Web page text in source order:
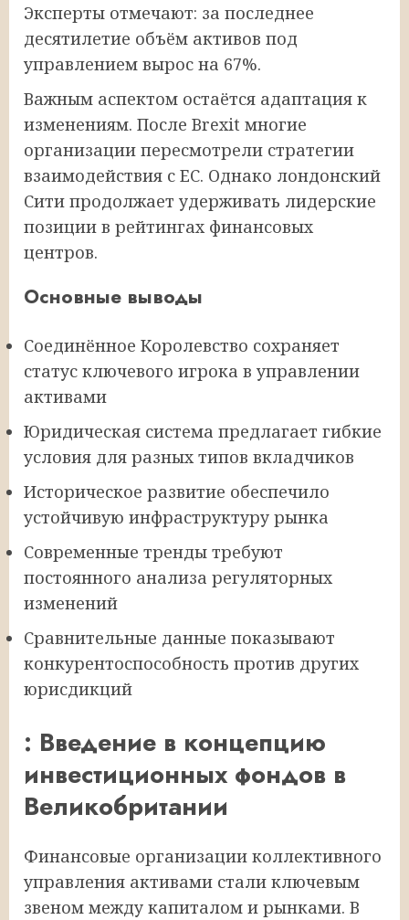
Эксперты отмечают: за последнее
десятилетие объём активов под
управлением вырос на 67%.
Важным аспектом остаётся адаптация к
изменениям. После Brexit многие
организации пересмотрели стратегии
взаимодействия с ЕС. Однако лондонский
Сити продолжает удерживать лидерские
позиции в рейтингах финансовых
центров.
Основные выводы
Соединённое Королевство сохраняет
статус ключевого игрока в управлении
активами
Юридическая система предлагает гибкие
условия для разных типов вкладчиков
Историческое развитие обеспечило
устойчивую инфраструктуру рынка
Современные тренды требуют
постоянного анализа регуляторных
изменений
Сравнительные данные показывают
конкурентоспособность против других
юрисдикций
: Введение в концепцию
инвестиционных фондов в
Великобритании
Финансовые организации коллективного
управления активами стали ключевым
звеном между капиталом и рынками. В